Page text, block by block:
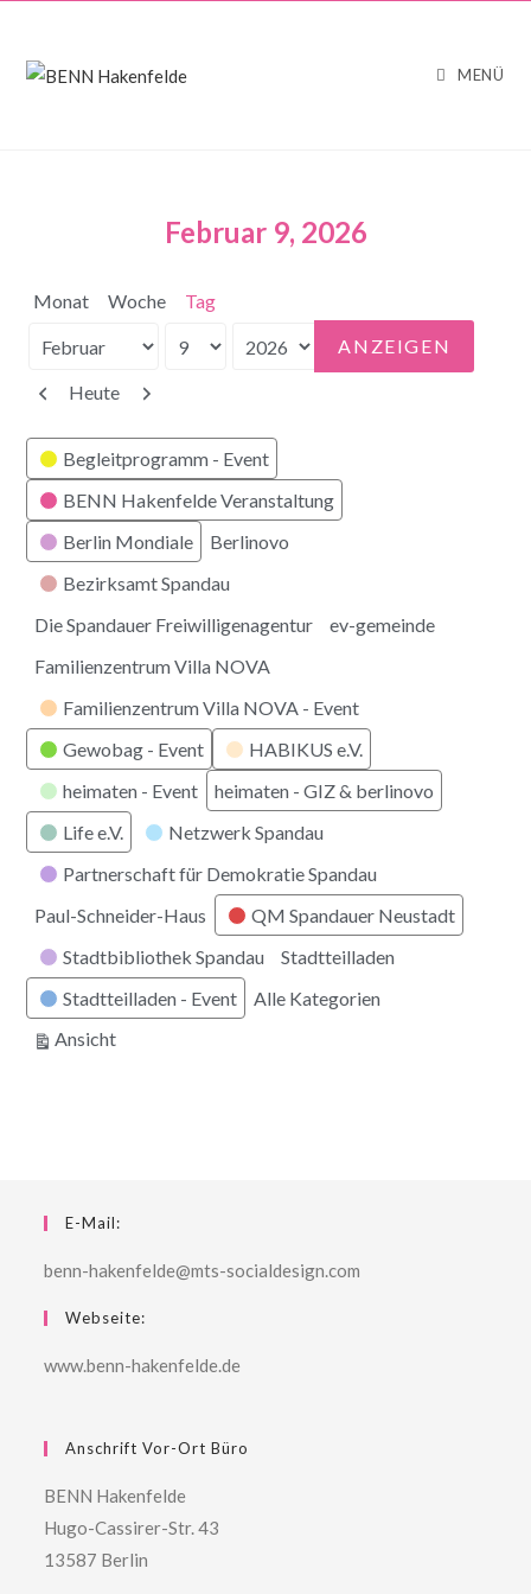
MENÜ
Februar 9, 2026
Monat Woche Tag
Monat
Tag
Jahr
Zurück
Heute Weiter
Kategorien
Begleitprogramm - Event
BENN Hakenfelde Veranstaltung
Berlin Mondiale
Berlinovo
Bezirksamt Spandau
Die Spandauer Freiwilligenagentur
ev-gemeinde
Familienzentrum Villa NOVA
Familienzentrum Villa NOVA - Event
Gewobag - Event
HABIKUS e.V.
heimaten - Event
heimaten - GIZ & berlinovo
Life e.V.
Netzwerk Spandau
Partnerschaft für Demokratie Spandau
Paul-Schneider-Haus
QM Spandauer Neustadt
Stadtbibliothek Spandau
Stadtteilladen
Stadtteilladen - Event
Alle Kategorien
Ansichtausdrucken
E-Mail:
benn-hakenfelde@mts-socialdesign.com
Webseite:
www.benn-hakenfelde.de
Anschrift Vor-Ort Büro
BENN Hakenfelde
Hugo-Cassirer-Str. 43
13587 Berlin